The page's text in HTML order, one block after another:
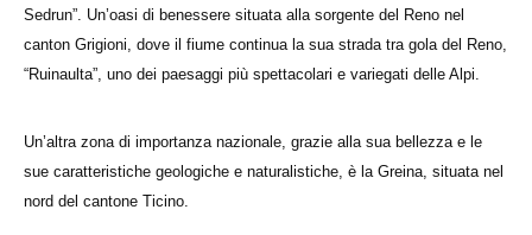
Sedrun”. Un’oasi di benessere situata alla sorgente del Reno nel
canton Grigioni, dove il fiume continua la sua strada tra gola del Reno,
“Ruinaulta”, uno dei paesaggi più spettacolari e variegati delle Alpi.
Un’altra zona di importanza nazionale, grazie alla sua bellezza e le
sue caratteristiche geologiche e naturalistiche, è la Greina, situata nel
nord del cantone Ticino.